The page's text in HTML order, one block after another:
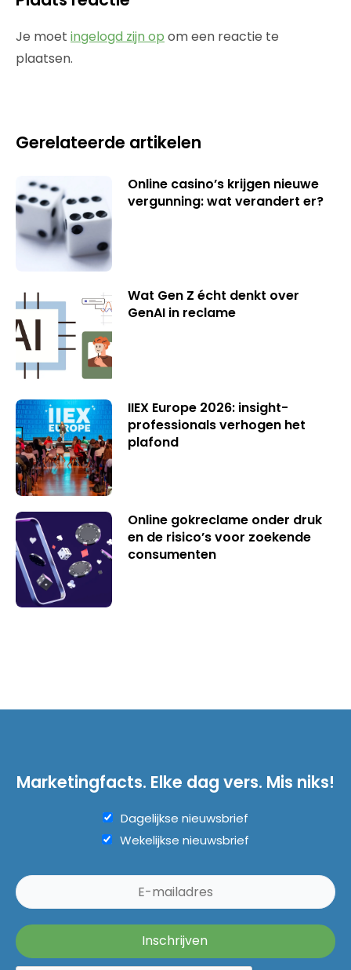
Je moet ingelogd zijn op om een reactie te
plaatsen.
Gerelateerde artikelen
Online casino’s krijgen nieuwe
vergunning: wat verandert er?
Wat Gen Z écht denkt over
GenAI in reclame
IIEX Europe 2026: insight-
professionals verhogen het
plafond
Online gokreclame onder druk
en de risico’s voor zoekende
consumenten
Marketingfacts. Elke dag vers. Mis niks!
Dagelijkse nieuwsbrief
Wekelijkse nieuwsbrief